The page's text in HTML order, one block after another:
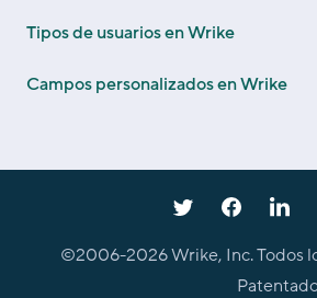
Tipos de usuarios en Wrike
Campos personalizados en Wrike
©2006-2026Wrike, Inc. Todos